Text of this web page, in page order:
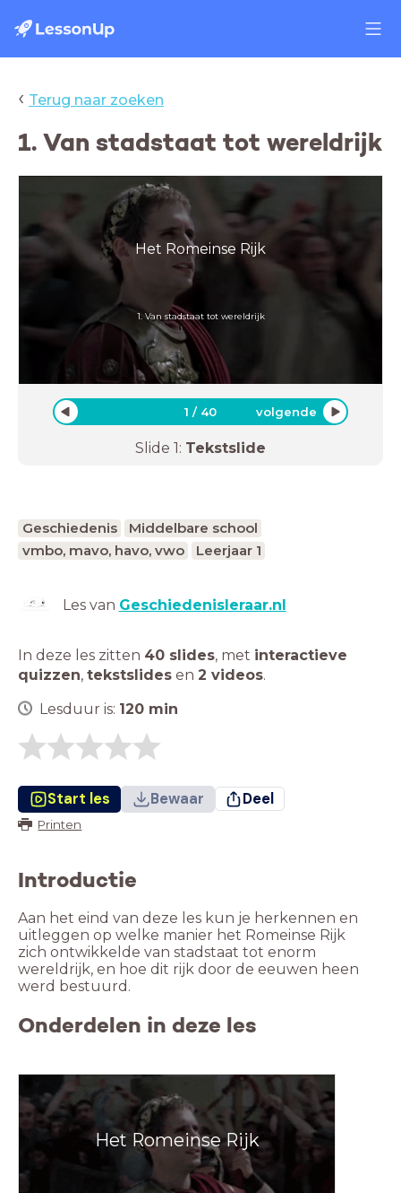
‹ Terug naar zoeken
1. Van stadstaat tot wereldrijk
Het Romeinse Rijk
1. Van stadstaat tot wereldrijk
1 / 40 volgende
Slide 1: Tekstslide
Geschiedenis
Middelbare school
vmbo, mavo, havo, vwo
Leerjaar 1
Les van Geschiedenisleraar.nl
In deze les zitten 40 slides, met interactieve
quizzen, tekstslides en 2 videos.
Lesduur is: 120 min
Start les Bewaar Deel
Printen
Introductie
Aan het eind van deze les kun je herkennen en
uitleggen op welke manier het Romeinse Rijk
zich ontwikkelde van stadstaat tot enorm
wereldrijk, en hoe dit rijk door de eeuwen heen
werd bestuurd.
Onderdelen in deze les
Het Romeinse Rijk